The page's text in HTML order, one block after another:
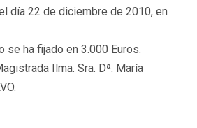
día 22 de diciembre de 2010, en
se ha fijado en 3.000 Euros.
Ilma. Sra. Dª. María